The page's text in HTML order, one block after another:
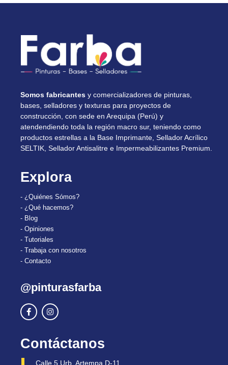
Somos fabricantes y comercializadores de pinturas,
bases, selladores y texturas para proyectos de
construcción, con sede en Arequipa (Perú) y
atendendiendo toda la región macro sur, teniendo como
productos estrellas a la Base Imprimante, Sellador Acrílico
SELTIK, Sellador Antisalitre e Impermeabilizantes Premium.
Explora
- ¿Quiénes Sómos?
- ¿Qué hacemos?
- Blog
- Opiniones
- Tutoriales
- Trabaja con nosotros
- Contacto
@pinturasfarba
Contáctanos
Calle 5 Urb. Artempa D-11